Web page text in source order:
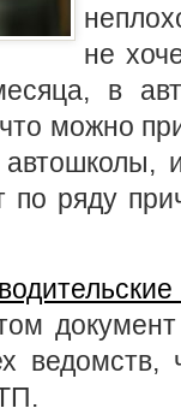
не
в
можно
по ряду
ведомств,